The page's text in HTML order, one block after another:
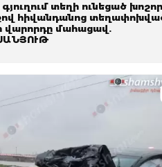
տեղի ունեցած խոշոր
հիվանդանոց
վարորդը մահացավ.